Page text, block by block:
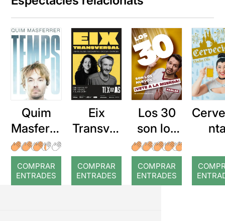
Quim
Masferre
r: Temps
COMPRAR
ENTRADES
Eix
Transver
COMPRAR
ENTRADES
Los 30
son los
nuevos...
¡Vete a la
mierda!
COMPRAR
ENTRADES